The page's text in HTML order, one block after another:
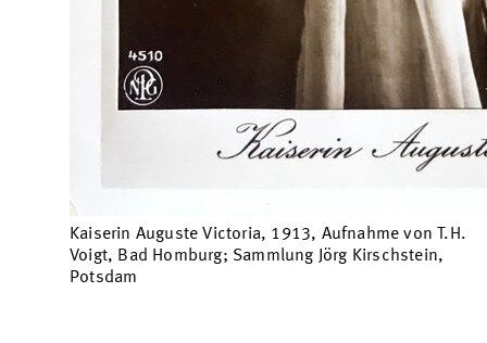
Kaiserin Auguste Victoria, 1913, Aufnahme von T.H.
Voigt, Bad Homburg; Sammlung Jörg Kirschstein,
Potsdam